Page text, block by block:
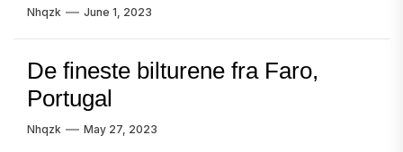
Nhqzk June 1, 2023
De fineste bilturene fra Faro,
Portugal
Nhqzk May 27, 2023